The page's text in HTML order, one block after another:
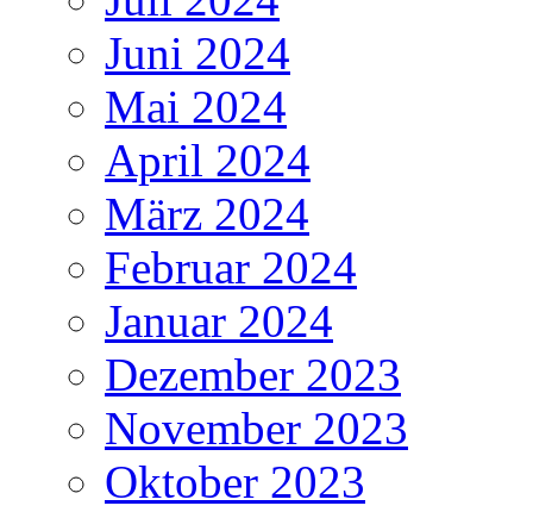
Juni 2024
Mai 2024
April 2024
März 2024
Februar 2024
Januar 2024
Dezember 2023
November 2023
Oktober 2023